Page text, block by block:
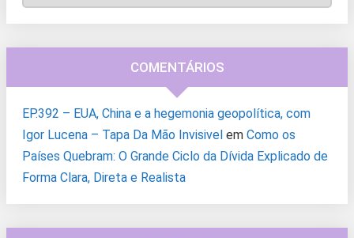
COMENTÁRIOS
EP.392 – EUA, China e a hegemonia geopolítica, com
Igor Lucena – Tapa Da Mão Invisivel em Como os
Países Quebram: O Grande Ciclo da Dívida Explicado de
Forma Clara, Direta e Realista